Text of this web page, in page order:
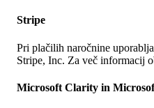
Stripe
Pri plačilih naročnine
Stripe, Inc. Za več informacij
Microsoft Clarity in